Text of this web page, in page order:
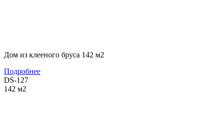
Дом из клееного бруса 142 м2
Подробнее
DS-127
142 м2